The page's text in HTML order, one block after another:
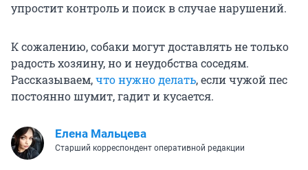
упростит контроль и поиск в случае нарушений.
К сожалению, собаки могут доставлять не только
радость хозяину, но и неудобства соседям.
Рассказываем,что нужно делать, если чужой пес
постоянно шумит, гадит и кусается.
Елена Мальцева
Старший корреспондент оперативной редакции